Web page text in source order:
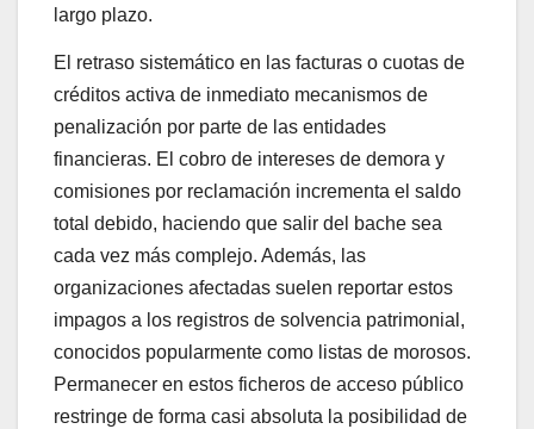
largo plazo.
El retraso sistemático en las facturas o cuotas de
créditos activa de inmediato mecanismos de
penalización por parte de las entidades
financieras. El cobro de intereses de demora y
comisiones por reclamación incrementa el saldo
total debido, haciendo que salir del bache sea
cada vez más complejo. Además, las
organizaciones afectadas suelen reportar estos
impagos a los registros de solvencia patrimonial,
conocidos popularmente como listas de morosos.
Permanecer en estos ficheros de acceso público
restringe de forma casi absoluta la posibilidad de